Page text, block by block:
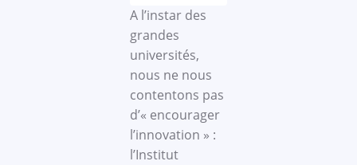
A l’instar des
grandes
universités,
nous ne nous
contentons pas
d’« encourager
l’innovation » :
l’Institut